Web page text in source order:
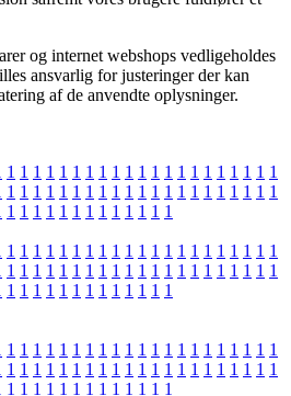
og internet webshops vedligeholdes
ansvarlig for justeringer der kan
af de anvendte oplysninger.
1 1 1 1 1 1 1 1 1 1 1 1 1 1 1 1 1 1 1 1 1
1 1 1 1 1 1 1 1 1 1 1 1 1 1 1 1 1 1 1 1 1
1 1 1 1 1 1 1 1 1 1 1 1 1
1 1 1 1 1 1 1 1 1 1 1 1 1 1 1 1 1 1 1 1 1
1 1 1 1 1 1 1 1 1 1 1 1 1 1 1 1 1 1 1 1 1
1 1 1 1 1 1 1 1 1 1 1 1 1
1 1 1 1 1 1 1 1 1 1 1 1 1 1 1 1 1 1 1 1 1
1 1 1 1 1 1 1 1 1 1 1 1 1 1 1 1 1 1 1 1 1
1 1 1 1 1 1 1 1 1 1 1 1 1